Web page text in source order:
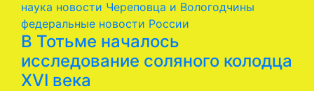
наука новости Череповца и Вологодчины
федеральные новости России
В Тотьме началось
исследование соляного колодца
XVI века